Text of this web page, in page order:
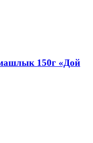
150г «Дой